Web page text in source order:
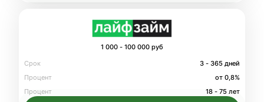
1 000 - 100 000 руб
Срок
3 - 365 дней
Процент
от 0,8%
Процент
18 - 75 лет